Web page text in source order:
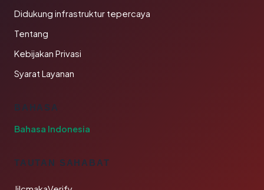
Didukung infrastruktur tepercaya
Tentang
Kebijakan Privasi
Syarat Layanan
BAHASA
Bahasa Indonesia
TAUTAN SAHABAT